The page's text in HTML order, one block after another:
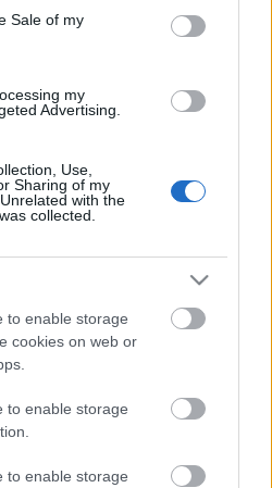
Sale of my
my
Advertising.
Use,
Sharing of my
with the
collected.
to enable storage
cookies on web or
to enable storage
to enable storage